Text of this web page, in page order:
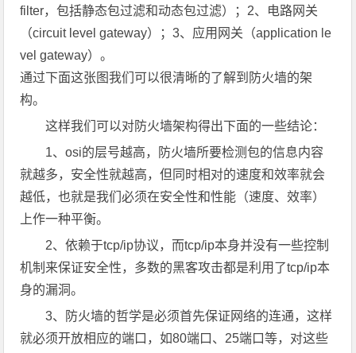
filter，包括静态包过滤和动态包过滤）；2、电路网关
（circuit level gateway）；3、应用网关（application le
vel gateway）。
通过下面这张图我们可以很清晰的了解到防火墙的架
构。
这样我们可以对防火墙架构得出下面的一些结论：
1、osi的层号越高，防火墙所要检测包的信息内容
就越多，安全性就越高，但同时相对的速度和效率就会
越低，也就是我们必须在安全性和性能（速度、效率）
上作一种平衡。
2、依赖于tcp/ip协议，而tcp/ip本身并没有一些控制
机制来保证安全性，多数的黑客攻击都是利用了tcp/ip本
身的漏洞。
3、防火墙的哲学是必须首先保证网络的连通，这样
就必须开放相应的端口，如80端口、25端口等，对这些